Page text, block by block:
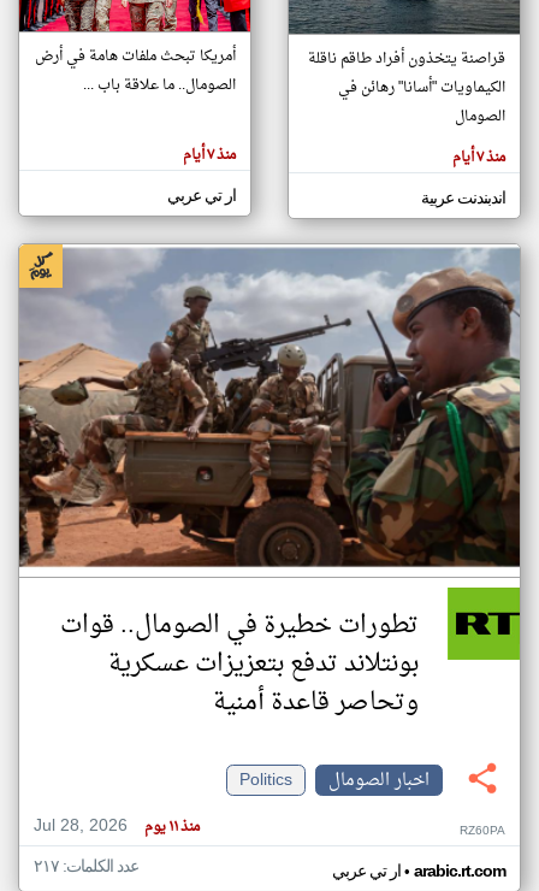
تغيير الدولة
اخبار الصومال على مدار الساعة
أهم اخبار الصومال العاجلة والمباشرة
المقالات
هنا عن
وجهة
كاتبيها.
قراصنة يتخذون أفراد طاقم ناقلة
الكيماويات "أسانا" رهائن في
الصومال
منذ ٧ أيام
اندبندنت عربية
أمريكا تبحث ملفات هامة في أرض
الصومال.. ما علاقة باب ...
منذ ٧ أيام
ار تي عربي
تطورات خطيرة في الصومال.. قوات
بونتلاند تدفع بتعزيزات عسكرية
وتحاصر قاعدة أمنية
اخبار الصومال
Politics
Jul 28, 2026
منذ ١١ يوم RZ60PA
ار تي عربي• arabic.rt.com عدد الكلمات: ٢١٧
klyoum.com